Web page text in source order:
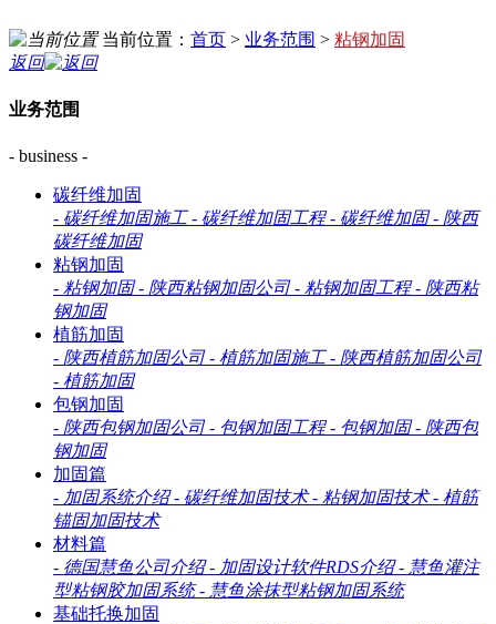
当前位置： 首页 > 业务范围 > 粘钢加固
返回
业务范围
- business -
碳纤维加固
- 碳纤维加固施工 - 碳纤维加固工程 - 碳纤维加固 - 陕西
碳纤维加固
粘钢加固
- 粘钢加固 - 陕西粘钢加固公司 - 粘钢加固工程 - 陕西粘
钢加固
植筋加固
- 陕西植筋加固公司 - 植筋加固施工 - 陕西植筋加固公司
- 植筋加固
包钢加固
- 陕西包钢加固公司 - 包钢加固工程 - 包钢加固 - 陕西包
钢加固
加固篇
- 加固系统介绍 - 碳纤维加固技术 - 粘钢加固技术 - 植筋
锚固加固技术
材料篇
- 德国慧鱼公司介绍 - 加固设计软件RDS介绍 - 慧鱼灌注
型粘钢胶加固系统 - 慧鱼涂抹型粘钢加固系统
基础托换加固